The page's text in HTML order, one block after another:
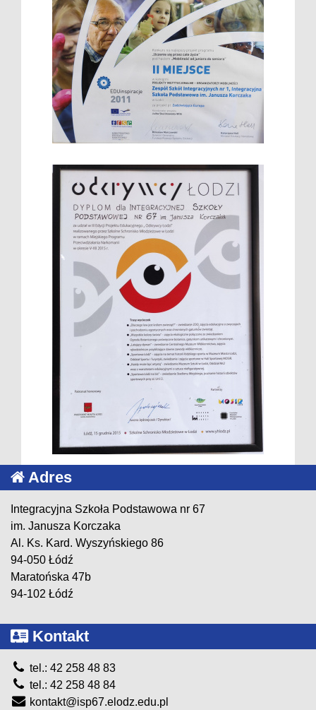
Adres
Integracyjna Szkoła Podstawowa nr 67
im. Janusza Korczaka
Al. Ks. Kard. Wyszyńskiego 86
94-050 Łódź
Maratońska 47b
94-102 Łódź
Kontakt
tel.: 42 258 48 83
tel.: 42 258 48 84
kontakt@isp67.elodz.edu.pl